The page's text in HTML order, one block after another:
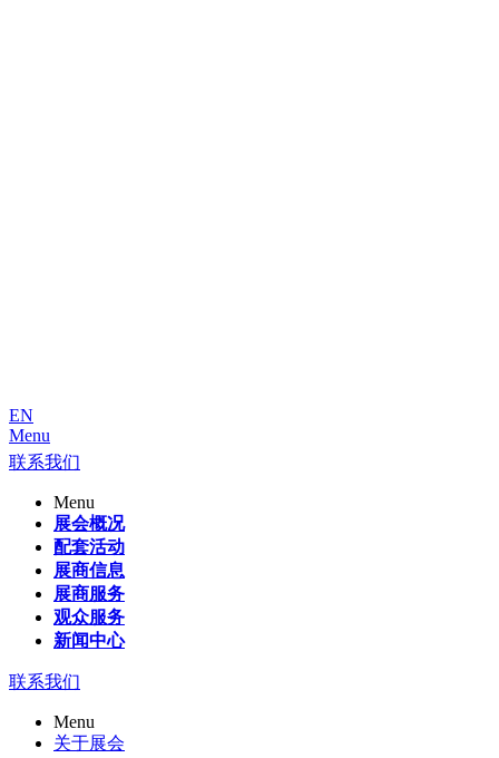
EN
Menu
联系我们
Menu
展会概况
配套活动
展商信息
展商服务
观众服务
新闻中心
联系我们
Menu
关于展会